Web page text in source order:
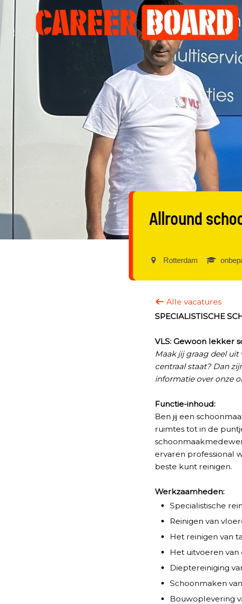
Allround
Rotterdam ‎
Alle vacatures
SPECIALISTISCHE
VLS: Gewoon lekker
Maak jij graag deel uit
centraal staat? Dan
informatie over onze
Functie-inhoud:
Ben jij een
ruimtes tot in de
ervaren professional
beste kunt reinigen.
Werkzaamheden:
Specialistische
Reinigen van
Het reinigen van
Het uitvoeren van
Dieptereiniging
Schoonmaken
Bouwoplevering